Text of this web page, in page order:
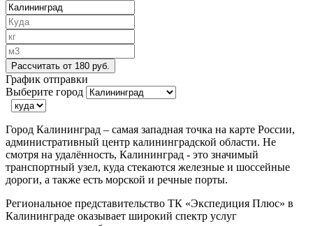
Рассчитать от 180 руб.
График отправки
Выберите город
Город Калининград – самая западная точка на карте России,
административный центр калининградской области. Не
смотря на удалённость, Калининград - это значимый
транспортный узел, куда стекаются железные и шоссейные
дороги, а также есть морской и речные порты.
Региональное представительство ТК «Экспедиция Плюс» в
Калининграде оказывает широкий спектр услуг